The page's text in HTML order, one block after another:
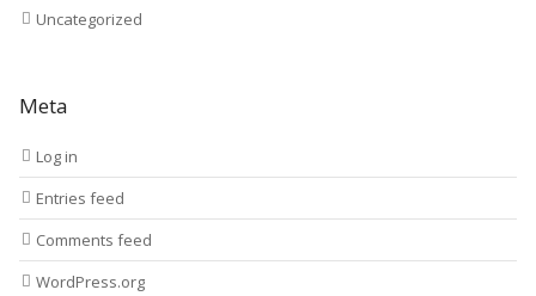
Uncategorized
Meta
Log in
Entries feed
Comments feed
WordPress.org